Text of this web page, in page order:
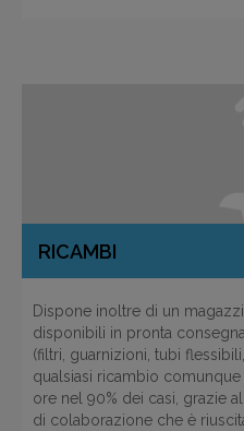
RICAMBI
Dispone inoltre di un
disponibili in pronta
(filtri, guarnizioni, tubi
qualsiasi ricambio
ore nel 90% dei casi, grazie
di colaborazione che è